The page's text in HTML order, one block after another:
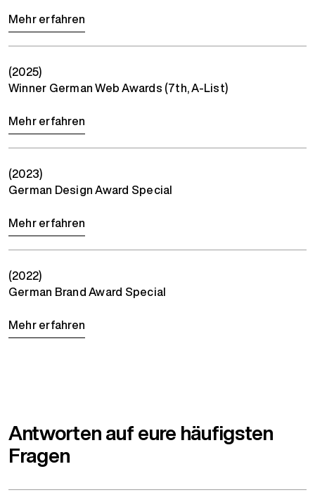
Mehr erfahren
(2025)
Winner German Web Awards (7th, A-List)
Mehr erfahren
(2023)
German Design Award Special
Mehr erfahren
(2022)
German Brand Award Special
Mehr erfahren
Antworten auf eure häufigsten
Fragen